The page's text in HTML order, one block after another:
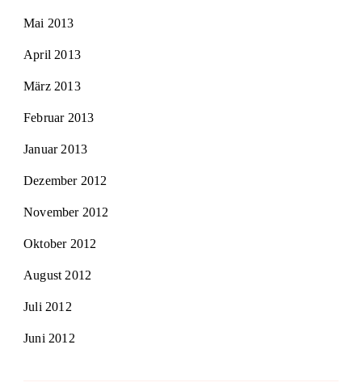
Mai 2013
April 2013
März 2013
Februar 2013
Januar 2013
Dezember 2012
November 2012
Oktober 2012
August 2012
Juli 2012
Juni 2012